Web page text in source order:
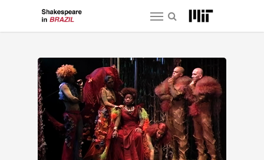
Menu